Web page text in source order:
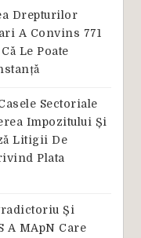
Drepturilor
A Convins 771
Le Poate
Sectoriale
Impozitului Și
Litigii De
Plata
Și
A MApN Care